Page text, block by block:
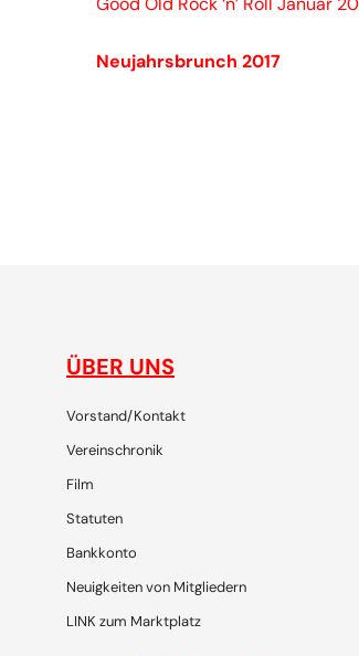
Neujahrsbrunch 2017
ÜBER UNS
Vorstand/Kontakt
Vereinschronik
Film
Statuten
Bankkonto
Neuigkeiten von Mitgliedern
LINK zum Marktplatz